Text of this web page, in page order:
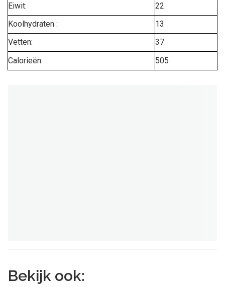
Eiwit:
22
Koolhydraten :
13
Vetten:
37
Calorieën:
505
Bekijk ook: